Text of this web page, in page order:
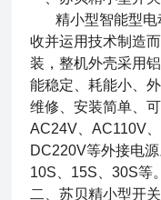
精小型智能型电
收并运用技术制造
装，整机外壳采用
能稳定、耗能小、
维修、安装简单、
AC24V、AC110V
DC220V等外接电
10S、15S、30S等。
二、苏贝精小型开